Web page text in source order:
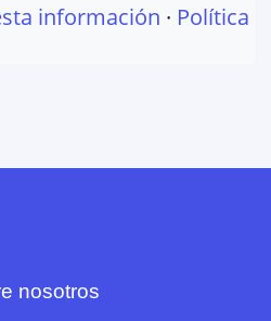
información · Política
nosotros